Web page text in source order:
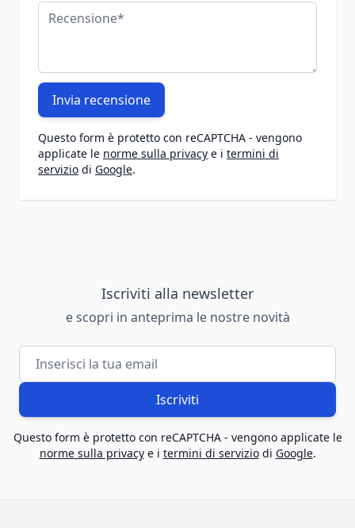
Recensione
Invia recensione
Questo form è protetto con reCAPTCHA - vengono
applicate le norme sulla privacy e i termini di
servizio di Google.
Iscriviti alla newsletter
e scopri in anteprima le nostre novità
Indirizzo email
Iscriviti
Questo form è protetto con reCAPTCHA - vengono applicate le
norme sulla privacye i termini di serviziodi Google.